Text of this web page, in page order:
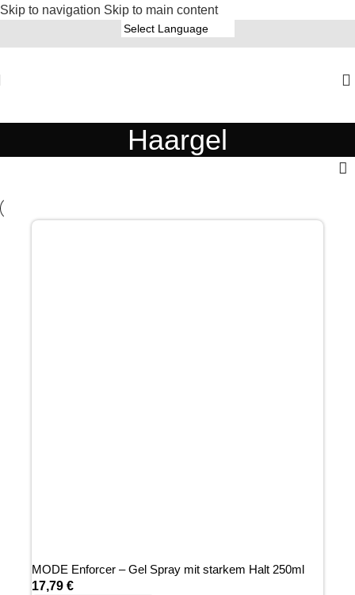
Skip to navigation Skip to main content
Haargel
MODE Enforcer – Gel Spray mit starkem Halt 250ml
17,79 €